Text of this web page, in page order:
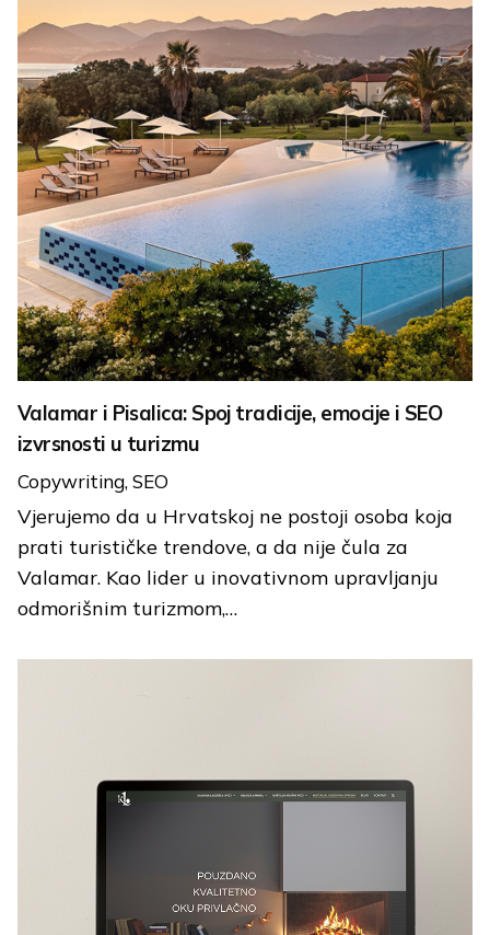
Valamar i Pisalica: Spoj tradicije, emocije i SEO
izvrsnosti u turizmu
Copywriting SEO
Vjerujemo da u Hrvatskoj ne postoji osoba koja
prati turističke trendove, a da nije čula za
Valamar. Kao lider u inovativnom upravljanju
odmorišnim turizmom,…